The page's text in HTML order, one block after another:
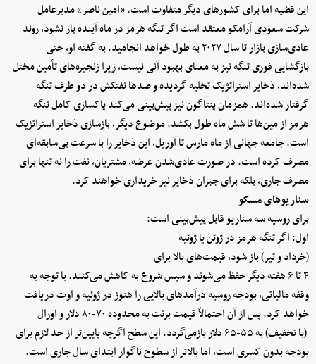
این قضیه اما برای کشورهای دیگر متفاوت است. «امین ناصر» مدیرعامل
شرکت سعودی آرامکو معتقد است اگر تنگه هرمز در ماه آینده باز نشود، روند
عادی‌سازی بازار تا سال ۲۰۲۷ به طول خواهد انجامید. به گفته او، حتی
بازگشایی فوری تنگه نیز به معنای بهبود آنی نیست، زیرا زنجیره‌های تأمین مختل
شده‌اند، ذخایر استراتژیک تخلیه گردیده و صدها نفتکش در دو طرف تنگه
گرفتار شده‌اند. همزمان پنتاگون نیز پیش‌بینی می‌کند پاکسازی کامل تنگه
هرمز از مین‌ها تا شش ماه طول بکشد. موضوع دیگر، بازسازی ذخایر استراتژیک
است. جامعه جهانی از ماه مارس تا آوریل، این ذخایر را با سرعت بی‌سابقه‌ای
مصرف کرده است. در صورت عادی‌شدن عرضه، مشتریان، نفت را نه تنها برای
مصرف جاری، بلکه برای جبران ذخایر نیز خریداری خواهند کرد.
سناریوهای مسکو
برای روسیه سه سناریو قابل پیش‌بینی است:
اول: اگر تنگه هرمز در ژوئن یا ژوئیه
(خرداد و تیر) باز شود، قیمت‌های بالا برای
۴ تا ۶ هفته دیگر حفظ می‌شوند و سپس شروع به کاهش می‌کنند. با توجه به
وقفه مالیاتی، بودجه روسیه درآمدهای بالایی را هنوز در ژوئیه و اوت دریافت
خواهد کرد. پس از آن احتمالاً قیمت برنت به محدوده ۷۰-۸۰ دلار و اورال
(با تخفیف) به ۵۵-۶۵ دلار بازمی‌گردد. این سطح اگرچه پایین‌تر از حد لازم برای
بودجه بدون کسری است، اما بالاتر از سطوح ناگوار ابتدای سال جاری است.